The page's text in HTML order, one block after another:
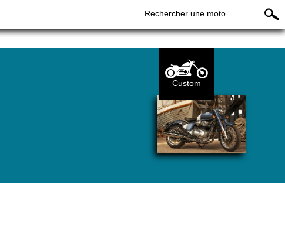
Rechercher une moto ...
Custom